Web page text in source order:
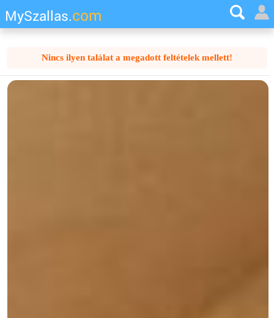
MySzallas.com
Nincs ilyen találat a megadott feltételek mellett!